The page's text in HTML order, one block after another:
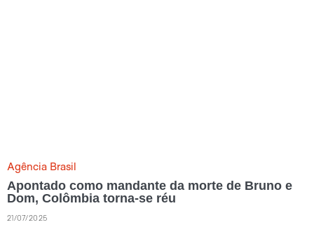
Agência Brasil
Apontado como mandante da morte de Bruno e
Dom, Colômbia torna-se réu
21/07/2025